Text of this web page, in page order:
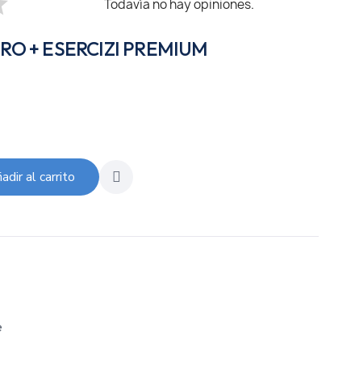
Todavía no hay opiniones.
+ ESERCIZI PREMIUM
al carrito